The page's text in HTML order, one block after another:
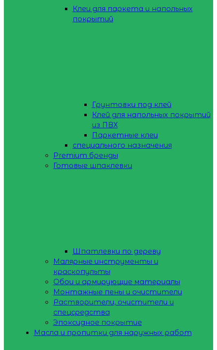
Клеи для паркета и напольных
покрытий
Грунтовки под клей
Клей для напольных покрытий
из ПВХ
Паркетные клеи
специального назначения
Premium бренды
Готовые шпаклевки
Шпатлевки по дереву
Малярные инструменты и
краскопульты
Обои и армирующие материалы
Монтажные пены и очистители
Растворители, очистители и
спецсредства
Эпоксидное покрытие
Масла и пропитки для наружных работ